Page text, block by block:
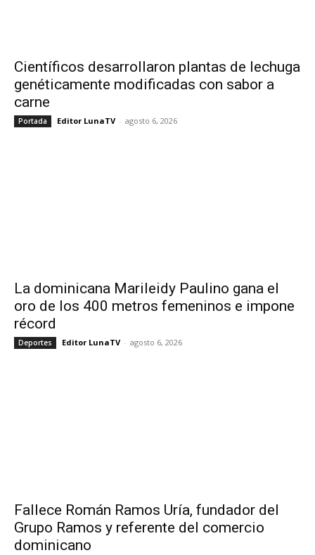
Científicos desarrollaron plantas de lechuga
genéticamente modificadas con sabor a
carne
Portada Editor LunaTV - agosto 6, 2026
La dominicana Marileidy Paulino gana el
oro de los 400 metros femeninos e impone
récord
Deportes Editor LunaTV - agosto 6, 2026
Fallece Román Ramos Uría, fundador del
Grupo Ramos y referente del comercio
dominicano